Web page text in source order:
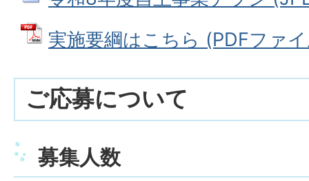
実施要綱はこちら (PDFファ
ご応募について
募集人数